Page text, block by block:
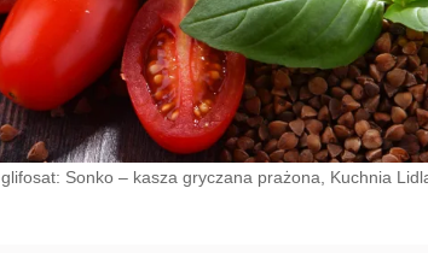
Sonko – kasza gryczana prażona, Kuchnia